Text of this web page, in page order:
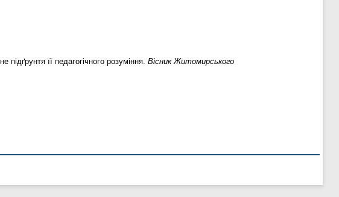
підґрунтя її педагогічного розуміння. Вісник Житомирського